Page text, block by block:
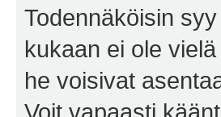
Todennäköisin
kukaan ei ole
he voisivat